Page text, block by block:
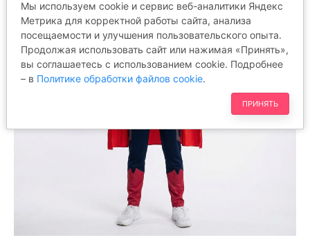
Мы используем cookie и сервис веб-аналитики Яндекс
Метрика для корректной работы сайта, анализа
посещаемости и улучшения пользовательского опыта.
Продолжая использовать сайт или нажимая «Принять»,
вы соглашаетесь с использованием cookie. Подробнее
– в Политике обработки файлов cookie.
ПРИНЯТЬ